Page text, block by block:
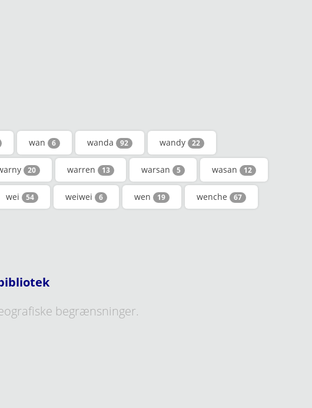
wan 6 wanda 92 wandy 22
20 warren 13 warsan 5 wasan 12
wei 54 weiwei 6 wen 19 wenche 67
begrænsninger.